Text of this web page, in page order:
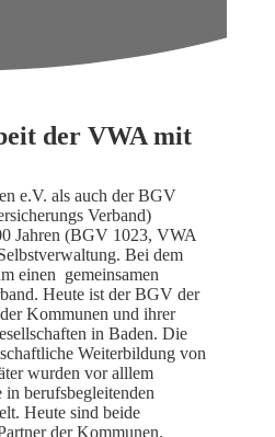
der VWA mit
e.V. als auch der BGV
Verband)
Jahren (BGV 1023, VWA
Bei dem
einen gemeinsamen
Heute ist der BGV der
Kommunen und ihrer
in Baden. Die
Weiterbildung von
wurden vor alllem
berufsbegleitenden
Heute sind beide
der Kommunen.